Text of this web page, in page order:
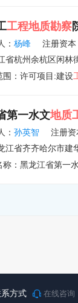
工程地质勘察
： 杨峰 注册资
省杭州余杭区闲林
： 许可项目:建设
第一水文地质
： 孙英智 注册
江省齐齐哈尔市建
： 黑龙江省第一
方式 在线咨询